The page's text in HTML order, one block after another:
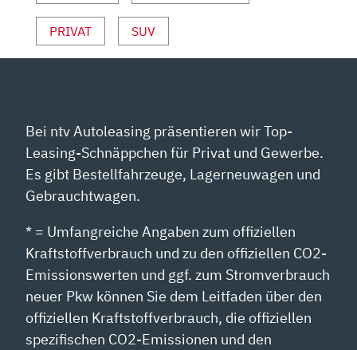
PRIVAT SUV
Bei ntv Autoleasing präsentieren wir Top-
Leasing-Schnäppchen für Privat und Gewerbe.
Es gibt Bestellfahrzeuge, Lagerneuwagen und
Gebrauchtwagen.
* = Umfangreiche Angaben zum offiziellen
Kraftstoffverbrauch und zu den offiziellen CO2-
Emissionswerten und ggf. zum Stromverbrauch
neuer Pkw können Sie dem Leitfaden über den
offiziellen Kraftstoffverbrauch, die offiziellen
spezifischen CO2-Emissionen und den